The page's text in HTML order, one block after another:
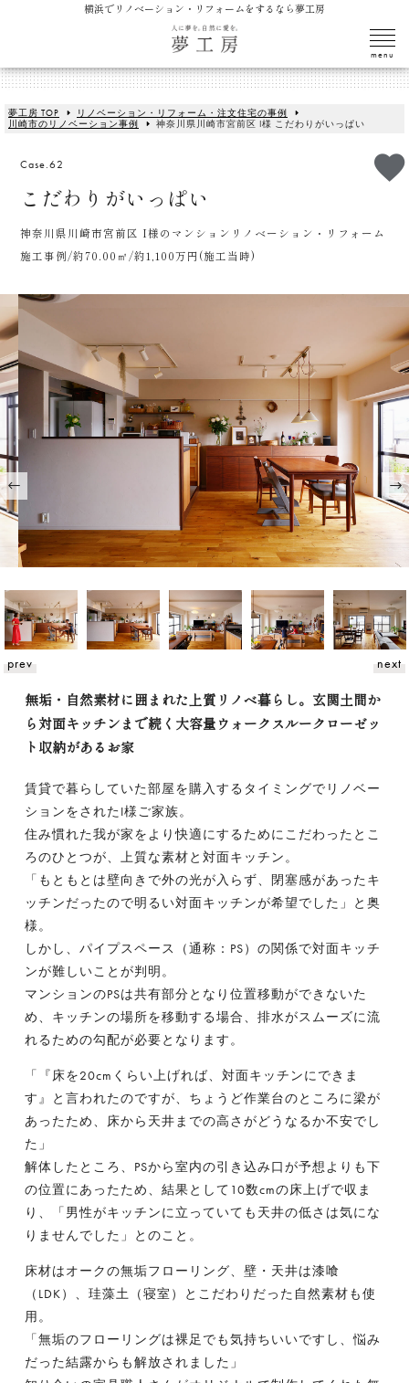
横浜でリノベーション・リフォームをするなら夢工房
夢工房 TOP
リノベーション・リフォーム・注文住宅の事例
川崎市のリノベーション事例
神奈川県川崎市宮前区 I様 こだわりがいっぱい
Case.62
こだわりがいっぱい
神奈川県川崎市宮前区 I様のマンションリノベーション・リフォーム
施工事例/約70.00㎡/約1,100万円(施工当時)
prev next
無垢・自然素材に囲まれた上質リノベ暮らし。玄関土間か
ら対面キッチンまで続く大容量ウォークスルークローゼッ
ト収納があるお家
賃貸で暮らしていた部屋を購入するタイミングでリノベー
ションをされたI様ご家族。
住み慣れた我が家をより快適にするためにこだわったとこ
ろのひとつが、上質な素材と対面キッチン。
「もともとは壁向きで外の光が入らず、閉塞感があったキ
ッチンだったので明るい対面キッチンが希望でした」と奥
様。
しかし、パイプスペース（通称：PS）の関係で対面キッチ
ンが難しいことが判明。
マンションのPSは共有部分となり位置移動ができないた
め、キッチンの場所を移動する場合、排水がスムーズに流
れるための勾配が必要となります。
「『床を20cmくらい上げれば、対面キッチンにできま
す』と言われたのですが、ちょうど作業台のところに梁が
あったため、床から天井までの高さがどうなるか不安でし
た」
解体したところ、PSから室内の引き込み口が予想よりも下
の位置にあったため、結果として10数cmの床上げで収ま
り、「男性がキッチンに立っていても天井の低さは気にな
りませんでした」とのこと。
床材はオークの無垢フローリング、壁・天井は漆喰
（LDK）、珪藻土（寝室）とこだわりだった自然素材も使
用。
「無垢のフローリングは裸足でも気持ちいいですし、悩み
だった結露からも解放されました」